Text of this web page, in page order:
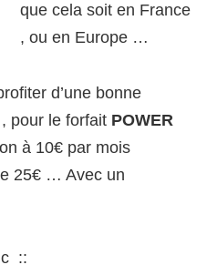
que cela soit en France
, ou en Europe …
d’une bonne
pour le forfait POWER
à 10€ par mois
25€ … Avec un
::